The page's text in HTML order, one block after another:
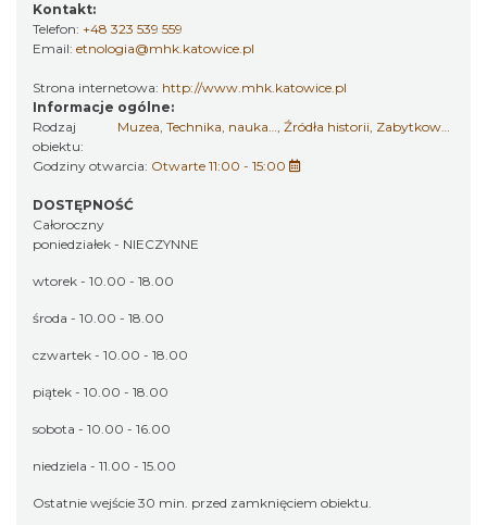
Kontakt:
Telefon: +48 323 539 559
Email: etnologia@mhk.katowice.pl
Strona internetowa: http://www.mhk.katowice.pl
Informacje ogólne:
Rodzaj
obiektu:
Muzea, Technika, nauka…, Źródła historii, Zabytkowa zabudowa
Godziny otwarcia: Otwarte 11:00 - 15:00
DOSTĘPNOŚĆ
Całoroczny
poniedziałek - NIECZYNNE
wtorek - 10.00 - 18.00
środa - 10.00 - 18.00
czwartek - 10.00 - 18.00
piątek - 10.00 - 18.00
sobota - 10.00 - 16.00
niedziela - 11.00 - 15.00
Ostatnie wejście 30 min. przed zamknięciem obiektu.